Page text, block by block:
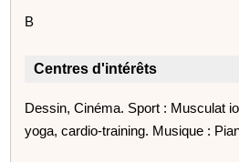
B
Centres d'intérêts
Dessin, Cinéma. Sport : Musculat
yoga, cardio-training. Musique :